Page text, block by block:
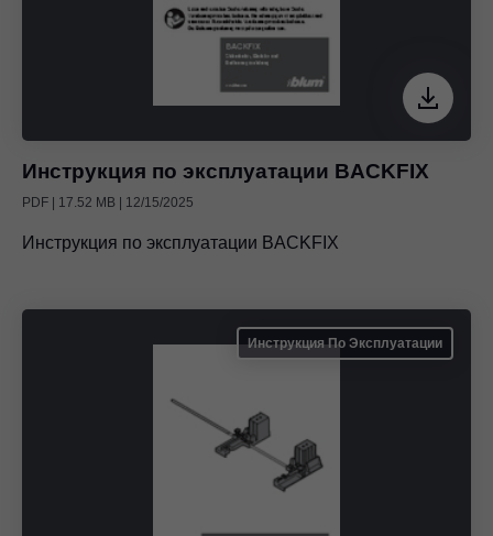
Инструкция по эксплуатации BACKFIX
PDF | 17.52 MB | 12/15/2025
Инструкция по эксплуатации BACKFIX
Инструкция По Эксплуатации